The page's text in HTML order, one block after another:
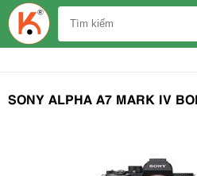
SONY ALPHA A7 MARK IV